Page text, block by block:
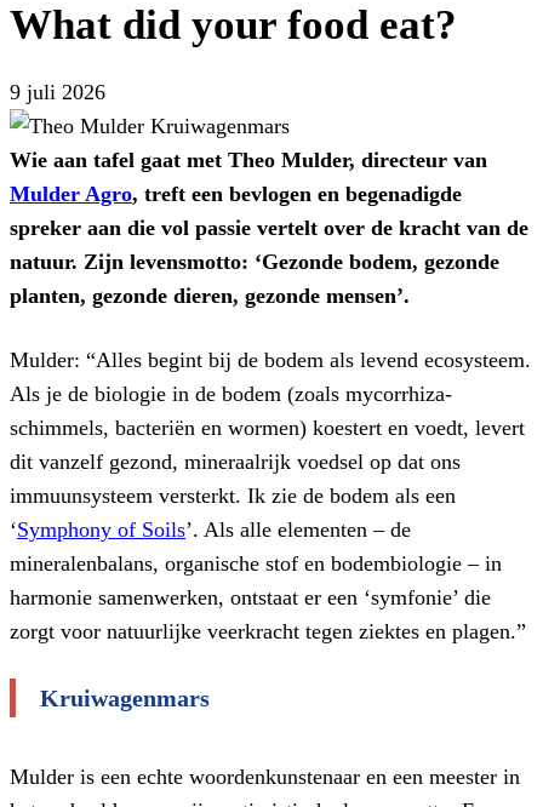
What did your food eat?
9 juli 2026
Wie aan tafel gaat met Theo Mulder, directeur van
Mulder Agro, treft een bevlogen en begenadigde
spreker aan die vol passie vertelt over de kracht van de
natuur. Zijn levensmotto: ‘Gezonde bodem, gezonde
planten, gezonde dieren, gezonde mensen’.
Mulder: “Alles begint bij de bodem als levend ecosysteem.
Als je de biologie in de bodem (zoals mycorrhiza-
schimmels, bacteriën en wormen) koestert en voedt, levert
dit vanzelf gezond, mineraalrijk voedsel op dat ons
immuunsysteem versterkt. Ik zie de bodem als een
‘Symphony of Soils’. Als alle elementen – de
mineralenbalans, organische stof en bodembiologie – in
harmonie samenwerken, ontstaat er een ‘symfonie’ die
zorgt voor natuurlijke veerkracht tegen ziektes en plagen.”
Kruiwagenmars
Mulder is een echte woordenkunstenaar en een meester in